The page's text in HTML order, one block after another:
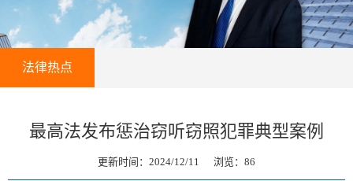
法律热点
最高法发布惩治窃听窃照犯罪典型案例
更新时间：2024/12/11 浏览： 86